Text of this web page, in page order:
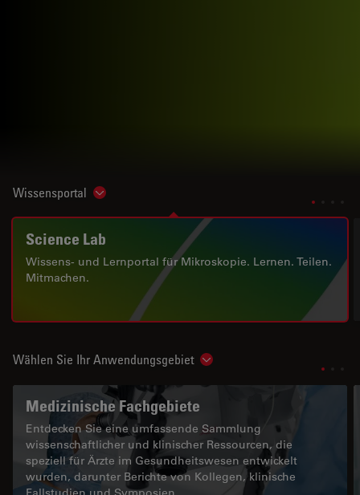
Wissensportal Show subnavigation
Science Lab
Wissens- und Lernportal für Mikroskopie. Lernen. Teilen.
Mitmachen.
Wählen Sie Ihr Anwendungsgebiet Show subnavigation
Medizinische Fachgebiete
Entdecken Sie eine umfassende Sammlung
wissenschaftlicher und klinischer Ressourcen, die
speziell für Ärzte im Gesundheitswesen entwickelt
wurden, darunter Berichte von Kollegen, klinische